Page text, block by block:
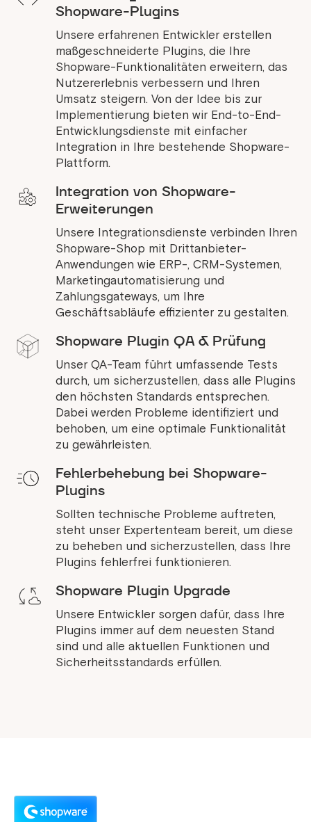
Shopware-Plugins
Unsere erfahrenen Entwickler erstellen
maßgeschneiderte Plugins, die Ihre
Shopware-Funktionalitäten erweitern, das
Nutzererlebnis verbessern und Ihren
Umsatz steigern. Von der Idee bis zur
Implementierung bieten wir End-to-End-
Entwicklungsdienste mit einfacher
Integration in Ihre bestehende Shopware-
Plattform.
Integration von Shopware-
Erweiterungen
Unsere Integrationsdienste verbinden Ihren
Shopware-Shop mit Drittanbieter-
Anwendungen wie ERP-, CRM-Systemen,
Marketingautomatisierung und
Zahlungsgateways, um Ihre
Geschäftsabläufe effizienter zu gestalten.
Shopware Plugin QA & Prüfung
Unser QA-Team führt umfassende Tests
durch, um sicherzustellen, dass alle Plugins
den höchsten Standards entsprechen.
Dabei werden Probleme identifiziert und
behoben, um eine optimale Funktionalität
zu gewährleisten.
Fehlerbehebung bei Shopware-
Plugins
Sollten technische Probleme auftreten,
steht unser Expertenteam bereit, um diese
zu beheben und sicherzustellen, dass Ihre
Plugins fehlerfrei funktionieren.
Shopware Plugin Upgrade
Unsere Entwickler sorgen dafür, dass Ihre
Plugins immer auf dem neuesten Stand
sind und alle aktuellen Funktionen und
Sicherheitsstandards erfüllen.